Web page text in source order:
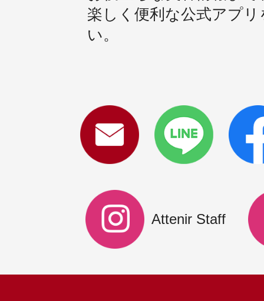
楽しく便利な公式アプ
い。
Attenir Staff